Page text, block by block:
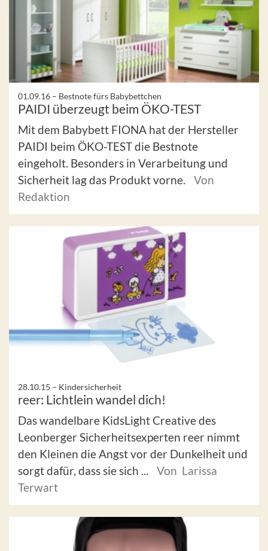
01.09.16 – Bestnote fürs Babybettchen
PAIDI überzeugt beim ÖKO-TEST
Mit dem Babybett FIONA hat der Hersteller
PAIDI beim ÖKO-TEST die Bestnote
eingeholt. Besonders in Verarbeitung und
Sicherheit lag das Produkt vorne.
Von
Redaktion
28.10.15 – Kindersicherheit
reer: Lichtlein wandel dich!
Das wandelbare KidsLight Creative des
Leonberger Sicherheitsexperten reer nimmt
den Kleinen die Angst vor der Dunkelheit und
sorgt dafür, dass sie sich ...
Von Larissa
Terwart